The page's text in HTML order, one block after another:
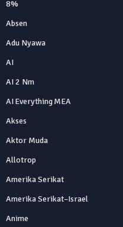
8%
Absen
Adu Nyawa
AI
AI 2 Nm
AI Everything MEA
Akses
Aktor Muda
Allotrop
Amerika Serikat
Amerika Serikat–Israel
Anime